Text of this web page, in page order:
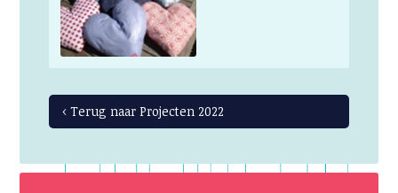
‹ Terug naar Projecten 2022